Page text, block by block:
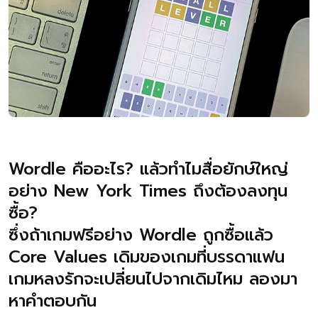
Wordle คืออะไร? แล้วทำไมสื่อยักษ์ใหญ่
อย่าง New York Times ถึงต้องลงทุน
ซื้อ?
ซึ่งถ้าเกมฟรีอย่าง Wordle ถูกซื้อแล้ว
Core Values เดิมของเกมที่บรรดาแฟน
เกมหลงรักจะเปลี่ยนไปจากเดิมไหม ลองมา
หาคำตอบกัน